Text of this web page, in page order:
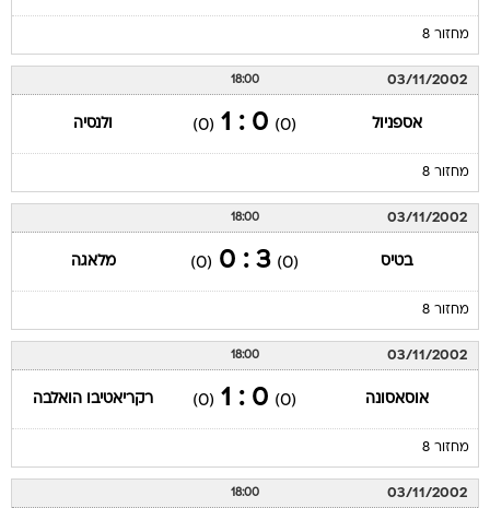
מחזור 8
03/11/2002
18:00
אספניול (0)
0 : 1
(0) ולנסיה
מחזור 8
03/11/2002
18:00
בטיס (0)
3 : 0
(0) מלאגה
מחזור 8
03/11/2002
18:00
אוסאסונה (0)
0 : 1
(0) רקריאטיבו הואלבה
מחזור 8
03/11/2002
18:00